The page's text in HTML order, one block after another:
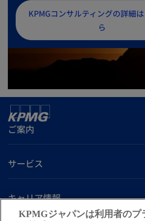
KPMGコンサルティングの詳細
ら
新
し
い
開
ご案内
サービス
キャリア情報
KPMGジャパンは利用者のプ